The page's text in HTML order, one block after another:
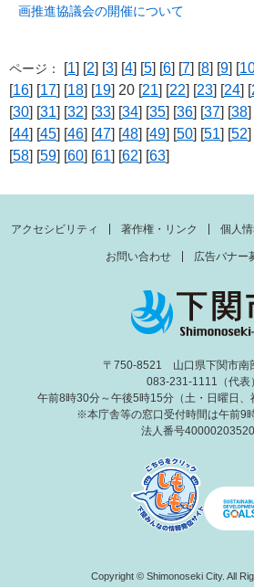
画推進協議会の開催について
ページ： [1] [2] [3] [4] [5] [6] [7] [8] [9] [
[16] [17] [18] [19] 20 [21] [22] [23] [24] [
[30] [31] [32] [33] [34] [35] [36] [37] [38]
[44] [45] [46] [47] [48] [49] [50] [51] [52]
[58] [59] [60] [61] [62] [63]
アクセシビリティ 著作権・リンク 個人
お問い合わせ 広告バナー
〒750-8521 山口県下関市南
083-231-1111（代表）
午前8時30分～午後5時15分（土・日曜日、
※本庁舎等の窓口受付時間は午前9
法人番号
Copyright © Shimonoseki City. All